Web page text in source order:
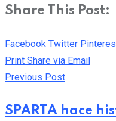
Share This Post:
Facebook Twitter
Print Share via Email
Previous Post
SPARTA hace